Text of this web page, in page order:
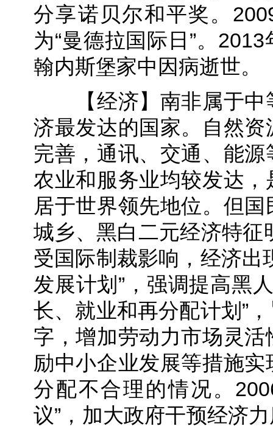
分享诺贝尔和平奖。
为“曼德拉国际日”。
翰内斯堡家中因病逝世。
【经济】南非属于中
济最发达的国家。自然
完善，通讯、交通、能
农业和服务业均较发达
居于世界领先地位。但
城乡、黑白二元经济特
受国际制裁影响，经济出
发展计划”，强调提高黑
长、就业和再分配计划”
字，增加劳动力市场灵
励中小企业发展等措施
分配不合理的情况。
议”，加大政府干预经济